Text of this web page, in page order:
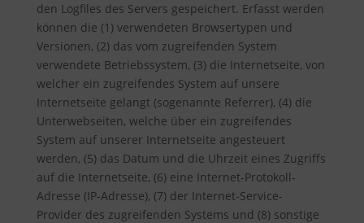
den Logfiles des Servers gespeichert. Erfasst werden
können die (1) verwendeten Browsertypen und
Versionen, (2) das vom zugreifenden System
verwendete Betriebssystem, (3) die Internetseite, von
welcher ein zugreifendes System auf unsere
Internetseite gelangt (sogenannte Referrer), (4) die
Unterwebseiten, welche über ein zugreifendes
System auf unserer Internetseite angesteuert
werden, (5) das Datum und die Uhrzeit eines Zugriffs
auf die Internetseite, (6) eine Internet-Protokoll-
Adresse (IP-Adresse), (7) der Internet-Service-
Provider des zugreifenden Systems und (8) sonstige